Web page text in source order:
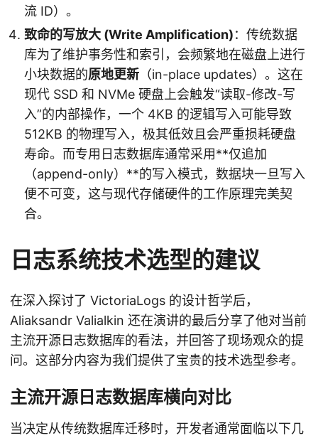
流 ID）。
致命的写放大 (Write Amplification)：传统数据
库为了维护事务性和索引，会频繁地在磁盘上进行
小块数据的原地更新 （in-place updates）。这在
现代 SSD 和 NVMe 硬盘上会触发“读取-修改-写
入”的内部操作，一个 4KB 的逻辑写入可能导致
512KB 的物理写入，极其低效且会严重损耗硬盘
寿命。而专用日志数据库通常采用**仅追加
（append-only）**的写入模式，数据块一旦写入
便不可变，这与现代存储硬件的工作原理完美契
合。
日志系统技术选型的建议
在深入探讨了 VictoriaLogs 的设计哲学后，
Aliaksandr Valialkin 还在演讲的最后分享了他对当前
主流开源日志数据库的看法，并回答了现场观众的提
问。这部分内容为我们提供了宝贵的技术选型参考。
主流开源日志数据库横向对比
当决定从传统数据库迁移时，开发者通常面临以下几